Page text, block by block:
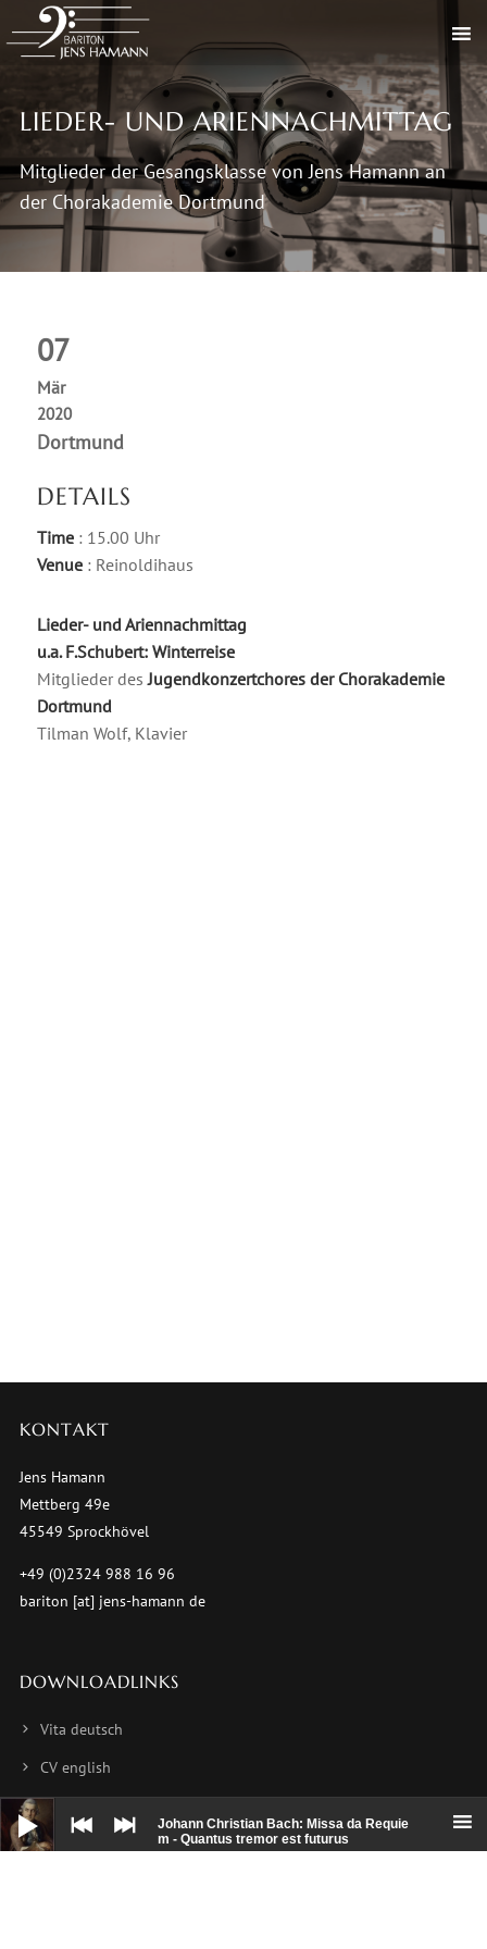
Audio-
Player
Johann Christian Bach: Missa da Requie
m - Quantus tremor est futurus
LIEDER- UND ARIENNACHMITTAG
Mitglieder der Gesangsklasse von Jens Hamann an
der Chorakademie Dortmund
07
Mär
2020
Dortmund
DETAILS
Time : 15.00 Uhr
Venue : Reinoldihaus
Lieder- und Ariennachmittag
u.a. F.Schubert: Winterreise
Mitglieder desJugendkonzertchores der Chorakademie
Dortmund
Tilman Wolf, Klavier
KONTAKT
Jens Hamann
Mettberg 49e
45549 Sprockhövel
+49 (0)2324 988 16 96
bariton [at] jens-hamann de
DOWNLOADLINKS
Vita deutsch
CV english
CV français
Foto 1